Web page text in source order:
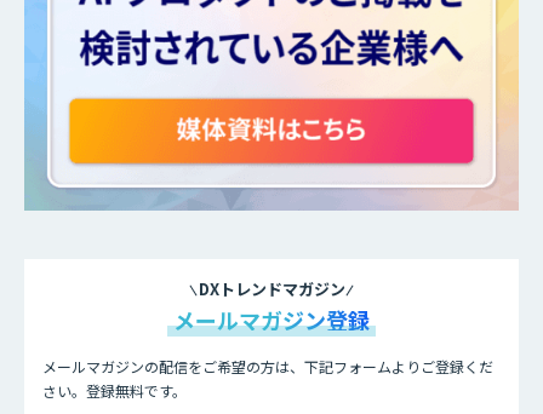
DXトレンドマガジン
メールマガジン登録
メールマガジンの配信をご希望の方は、下記フォームよりご登録くだ
さい。登録無料です。